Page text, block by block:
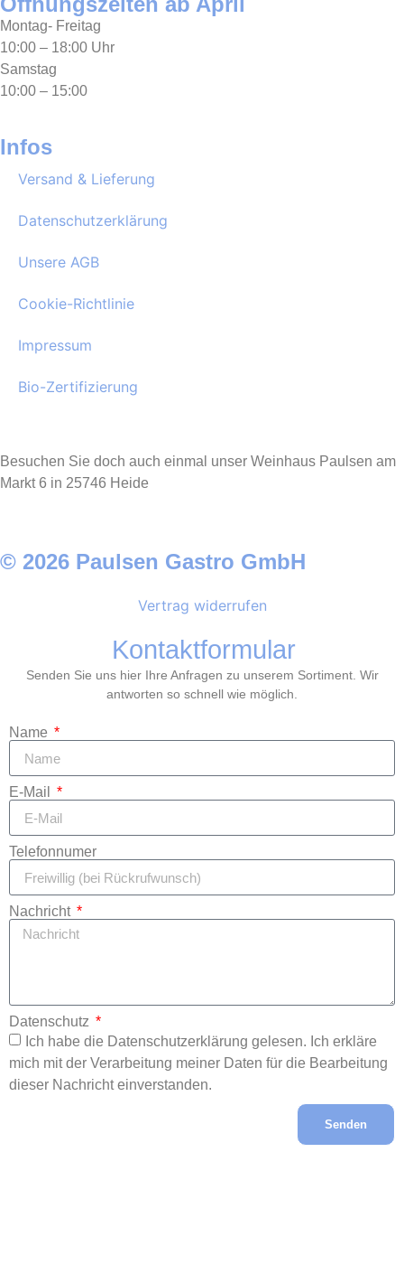
Montag- Freitag
10:00 – 18:00 Uhr
Samstag
10:00 – 15:00
Infos
Versand & Lieferung
Datenschutzerklärung
Unsere AGB
Cookie-Richtlinie
Impressum
Bio-Zertifizierung
Besuchen Sie doch auch einmal unser Weinhaus Paulsen am
Markt 6 in 25746 Heide
© 2026 Paulsen Gastro GmbH
Vertrag widerrufen
Kontaktformular
Senden Sie uns hier Ihre Anfragen zu unserem Sortiment. Wir
antworten so schnell wie möglich.
Name
E-Mail
Telefonnumer
Nachricht
Datenschutz
Ich habe die Datenschutzerklärung gelesen. Ich erkläre
mich mit der Verarbeitung meiner Daten für die Bearbeitung
dieser Nachricht einverstanden.
Senden